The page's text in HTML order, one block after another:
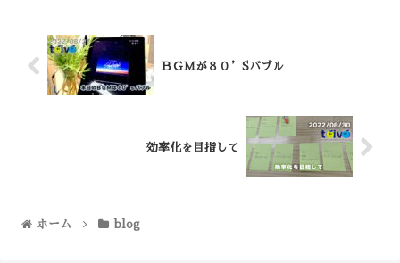
ＢＧＭが８０’Sバブル
効率化を目指して
ホーム blog